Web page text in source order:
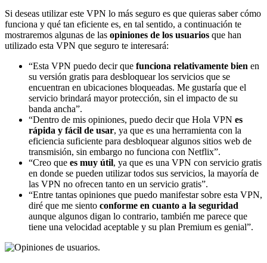
Si deseas utilizar este VPN lo más seguro es que quieras saber cómo
funciona y qué tan eficiente es, en tal sentido, a continuación te
mostraremos algunas de las opiniones de los usuarios que han
utilizado esta VPN que seguro te interesará:
“Esta VPN puedo decir que funciona relativamente bien en
su versión gratis para desbloquear los servicios que se
encuentran en ubicaciones bloqueadas. Me gustaría que el
servicio brindará mayor protección, sin el impacto de su
banda ancha”.
“Dentro de mis opiniones, puedo decir que Hola VPN es
rápida y fácil de usar, ya que es una herramienta con la
eficiencia suficiente para desbloquear algunos sitios web de
transmisión, sin embargo no funciona con Netflix”.
“Creo que es muy útil, ya que es una VPN con servicio gratis
en donde se pueden utilizar todos sus servicios, la mayoría de
las VPN no ofrecen tanto en un servicio gratis”.
“Entre tantas opiniones que puedo manifestar sobre esta VPN,
diré que me siento conforme en cuanto a la seguridad
aunque algunos digan lo contrario, también me parece que
tiene una velocidad aceptable y su plan Premium es genial”.